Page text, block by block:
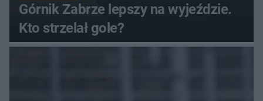
Górnik Zabrze lepszy na wyjeździe.
Kto strzelał gole?